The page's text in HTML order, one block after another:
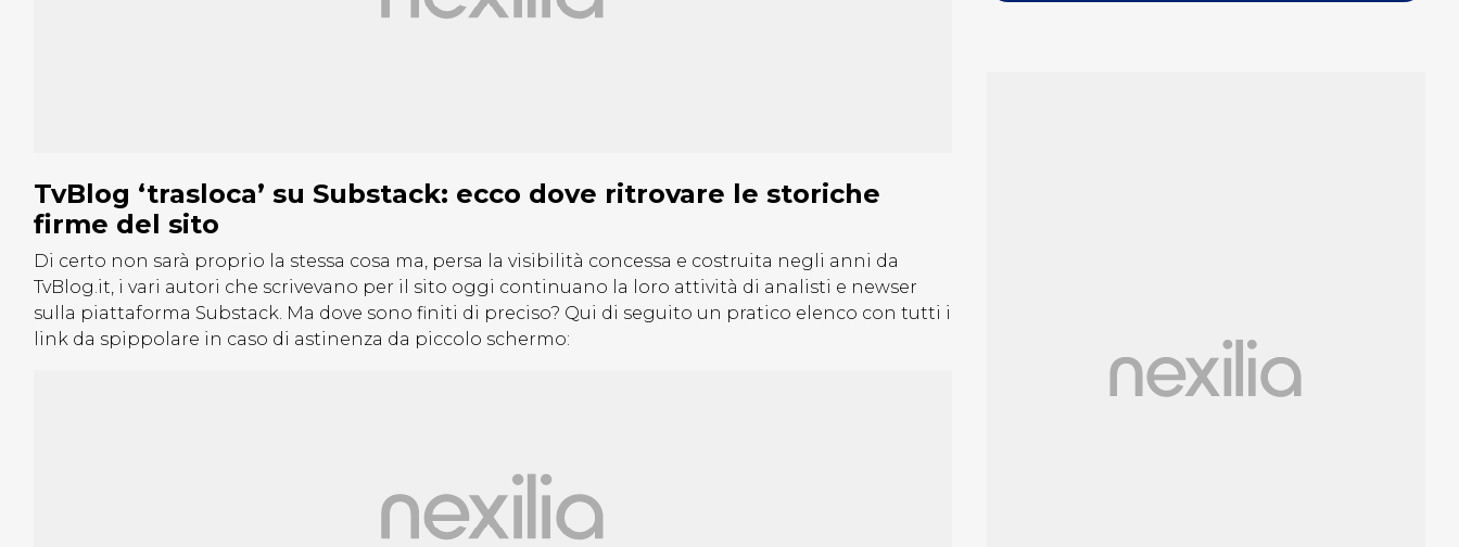
TvBlog ‘trasloca’ su Substack: ecco dove ritrovare le storiche
firme del sito
Di certo non sarà proprio la stessa cosa ma, persa la visibilità concessa e costruita negli anni da
TvBlog.it, i vari autori che scrivevano per il sito oggi continuano la loro attività di analisti e newser
sulla piattaforma Substack. Ma dove sono finiti di preciso? Qui di seguito un pratico elenco con tutti i
link da spippolare in caso di astinenza da piccolo schermo: